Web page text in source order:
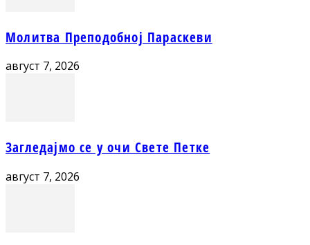
Молитва Преподобној Параскеви
август 7, 2026
Загледајмо се у очи Свете Петке
август 7, 2026